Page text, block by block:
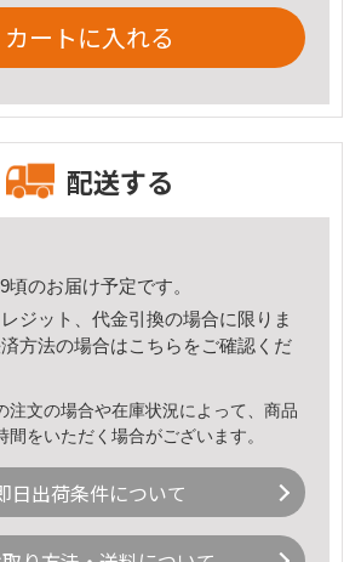
カートに入れる
配送する
頃のお届け予定です。
ジット、代金引換の場合に限りま
方法の場合はこちら をご確認くだ
文の場合や在庫状況によって、商品
間をいただく場合がございます。
日出荷条件について